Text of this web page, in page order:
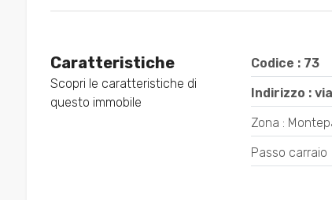
Caratteristiche
Scopri le caratteristiche di
questo immobile
Codice : 73
Indirizzo :
Zona :
Passo carraio